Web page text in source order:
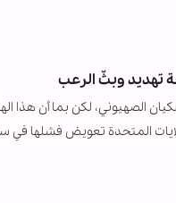
تهديد وبثّ الرعب
الصهيوني، لكن بما أن
المتحدة تعويض فشلها في